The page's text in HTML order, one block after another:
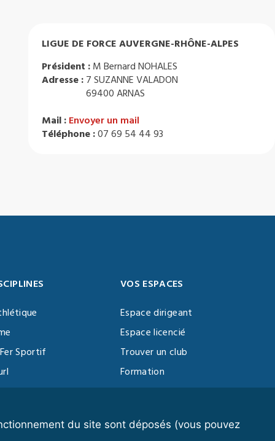
du site sont déposés (vous pouvez
LIGUE DE FORCE AUVERGNE-RHÔNE-ALPES
Président : M Bernard NOHALES
Adresse : 7 SUZANNE VALADON
69400 ARNAS
Mail : Envoyer un mail
Téléphone :07 69 54 44 93
Sportif
Training
VOS ESPACES
Espace dirigeant
Espace licencié
Trouver un club
Formation